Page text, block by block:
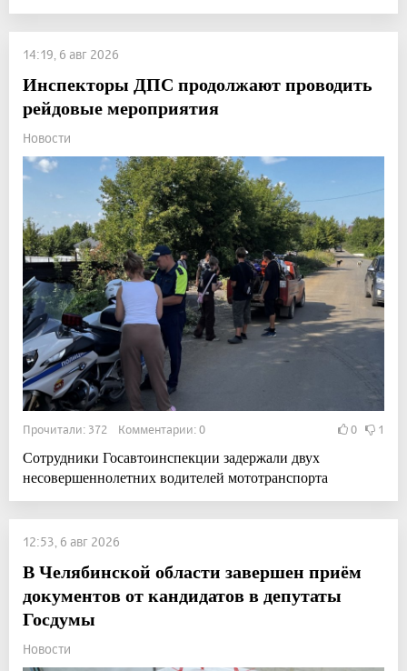
14:19, 6 авг 2026
Инспекторы ДПС продолжают проводить
рейдовые мероприятия
Новости
Прочитали: 372 Комментарии: 0 0 1
Сотрудники Госавтоинспекции задержали двух
несовершеннолетних водителей мототранспорта
12:53, 6 авг 2026
В Челябинской области завершен приём
документов от кандидатов в депутаты
Госдумы
Новости